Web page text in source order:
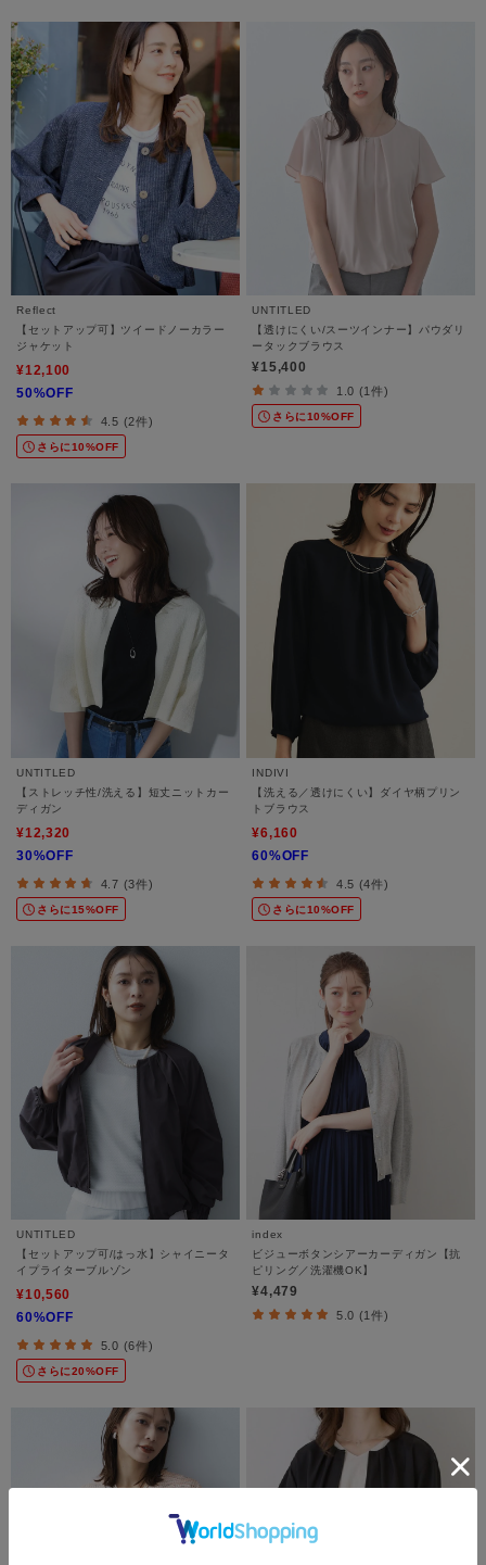
Reflect
【セットアップ可】ツイードノーカラー
ジャケット
¥12,100
50%OFF
4.5 (2件)
さらに10%OFF
UNTITLED
【透けにくい/スーツインナー】パウダリ
ータックブラウス
¥15,400
1.0 (1件)
さらに10%OFF
UNTITLED
【ストレッチ性/洗える】短丈ニットカー
ディガン
¥12,320
30%OFF
4.7 (3件)
さらに15%OFF
INDIVI
【洗える／透けにくい】ダイヤ柄プリン
トブラウス
¥6,160
60%OFF
4.5 (4件)
さらに10%OFF
UNTITLED
【セットアップ可/はっ水】シャイニータ
イプライターブルゾン
¥10,560
60%OFF
5.0 (6件)
さらに20%OFF
index
ビジューボタンシアーカーディガン【抗
ピリング／洗濯機OK】
¥4,479
5.0 (1件)